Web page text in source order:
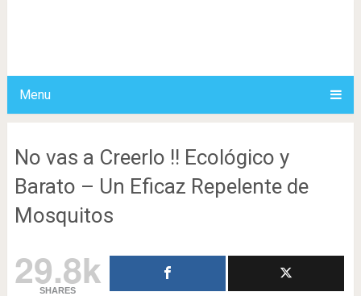
Menu
No vas a Creerlo !! Ecológico y
Barato – Un Eficaz Repelente de
Mosquitos
29.8k
SHARES